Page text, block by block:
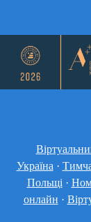
Україна ·
Польщі ·
онлайн ·